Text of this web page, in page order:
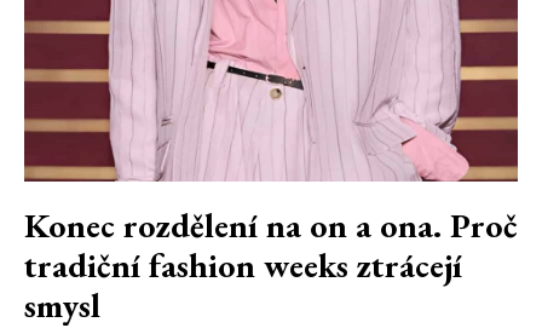
Konec rozdělení na on a ona. Proč
tradiční fashion weeks ztrácejí
smysl